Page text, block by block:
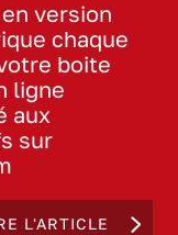
version
chaque
boite
ligne
aux
sur
L'ARTICLE